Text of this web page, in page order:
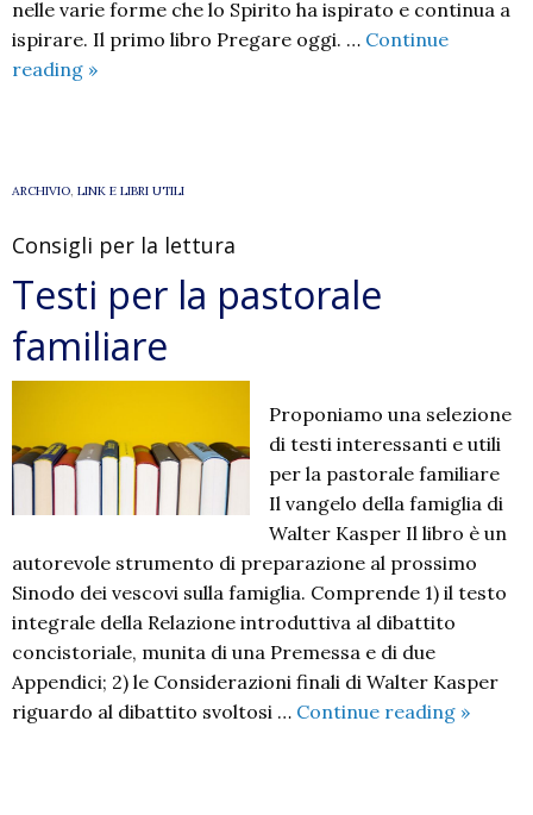
nelle varie forme che lo Spirito ha ispirato e continua a
ispirare. Il primo libro Pregare oggi. … Continue
reading Collana
»
ARCHIVIO, LINK E LIBRI UTILI
Consigli per la lettura
Testi per la pastorale
familiare
Proponiamo una selezione
di testi interessanti e utili
per la pastorale familiare
Il vangelo della famiglia di
Walter Kasper Il libro è un
autorevole strumento di preparazione al prossimo
Sinodo dei vescovi sulla famiglia. Comprende 1) il testo
integrale della Relazione introduttiva al dibattito
concistoriale, munita di una Premessa e di due
Appendici; 2) le Considerazioni finali di Walter Kasper
riguardo al dibattito svoltosi … Continue reading Testi
»